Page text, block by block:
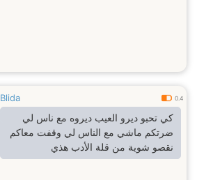
Blida 0.4
كي تحبو ديرو العيب ديروه مع ناس لي
ضرتكم ماشي مع الناس لي وقفت معاكم
نقصو شوية من قلة الأدب هذي